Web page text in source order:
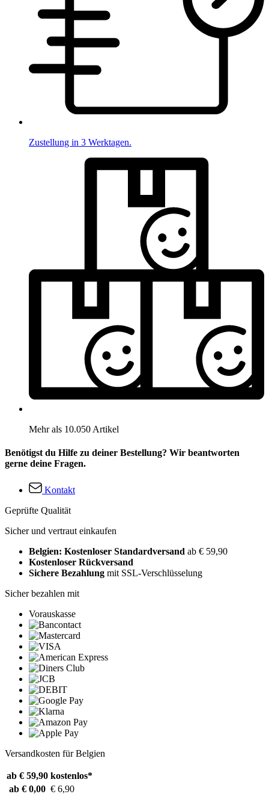
Zustellung in 3 Werktagen.
Mehr als 10.050 Artikel
Benötigst du Hilfe zu deiner Bestellung? Wir beantworten
gerne deine Fragen.
Kontakt
Geprüfte Qualität
Sicher und vertraut einkaufen
Belgien: Kostenloser Standardversand ab € 59,90
Kostenloser Rückversand
Sichere Bezahlung mit SSL-Verschlüsselung
Sicher bezahlen mit
Vorauskasse
Versandkosten für Belgien
ab € 59,90 kostenlos*
ab € 0,00 € 6,90